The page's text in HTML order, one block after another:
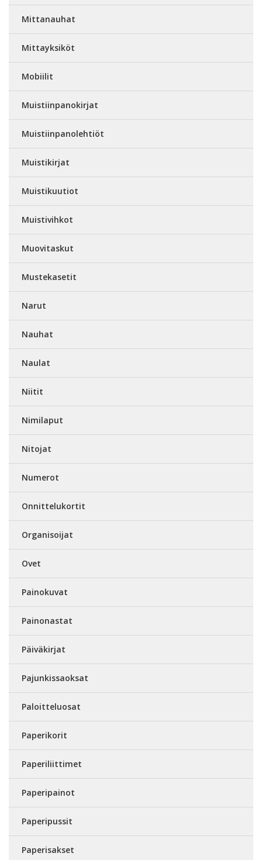
Mittanauhat
Mittayksiköt
Mobiilit
Muistiinpanokirjat
Muistiinpanolehtiöt
Muistikirjat
Muistikuutiot
Muistivihkot
Muovitaskut
Mustekasetit
Narut
Nauhat
Naulat
Niitit
Nimilaput
Nitojat
Numerot
Onnittelukortit
Organisoijat
Ovet
Painokuvat
Painonastat
Päiväkirjat
Pajunkissaoksat
Paloitteluosat
Paperikorit
Paperiliittimet
Paperipainot
Paperipussit
Paperisakset